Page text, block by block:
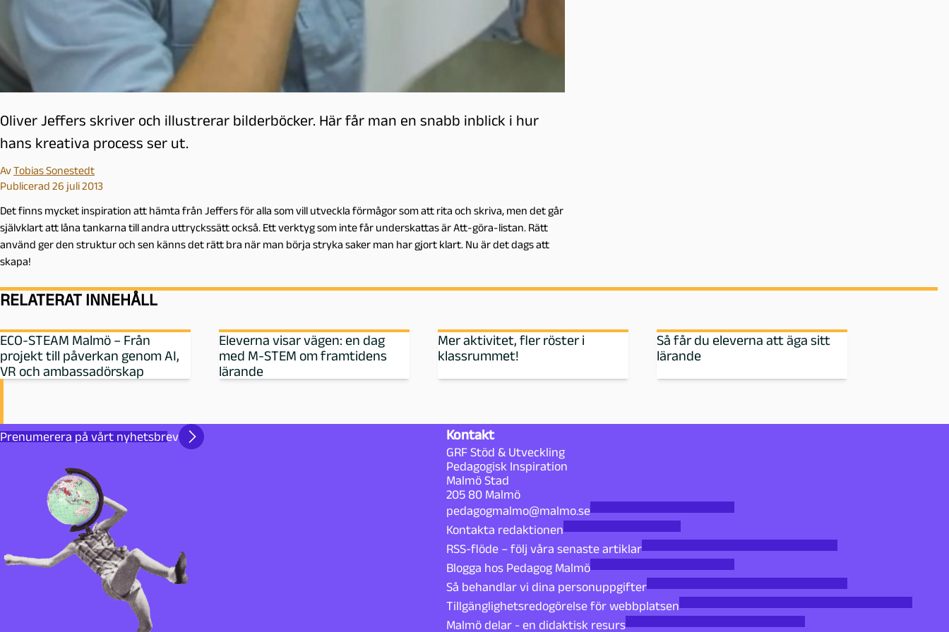
Oliver Jeffers skriver och illustrerar bilderböcker. Här får man en snabb inblick i hur
hans kreativa process ser ut.
AvTobias Sonestedt
Publicerad 26 juli 2013
Det finns mycket inspiration att hämta från Jeffers för alla som vill utveckla förmågor som att rita och skriva, men det går
självklart att låna tankarna till andra uttryckssätt också. Ett verktyg som inte får underskattas är Att-göra-listan. Rätt
använd ger den struktur och sen känns det rätt bra när man börja stryka saker man har gjort klart. Nu är det dags att
skapa!
RELATERAT INNEHÅLL
ECO-STEAM Malmö – Från
projekt till påverkan genom AI,
VR och ambassadörskap
Eleverna visar vägen: en dag
med M‑STEM om framtidens
lärande
Mer aktivitet, fler röster i
klassrummet!
Så får du eleverna att äga sitt
lärande
Prenumerera på vårt nyhetsbrev Kontakt
GRF Stöd & Utveckling
Pedagogisk Inspiration
Malmö Stad
205 80 Malmö
pedagogmalmo@malmo.se
Kontakta redaktionen
RSS-flöde – följ våra senaste artiklar
Blogga hos Pedagog Malmö
Så behandlar vi dina personuppgifter
Tillgänglighetsredogörelse för webbplatsen
Malmö delar - en didaktisk resurs